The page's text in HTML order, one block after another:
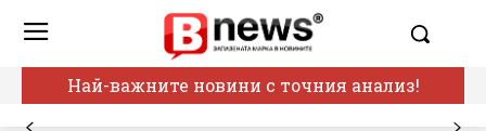
Най-важните новини с точния анализ!